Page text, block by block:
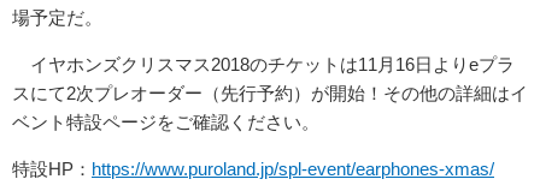
場予定だ。
イヤホンズクリスマス2018のチケットは11月16日よりeプラ
スにて2次プレオーダー（先行予約）が開始！その他の詳細はイ
ベント特設ページをご確認ください。
特設HP： https://www.puroland.jp/spl-event/earphones-xmas/